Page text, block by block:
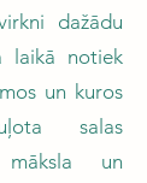
dažādu
laikā notiek
un kuros
salas
māksla un